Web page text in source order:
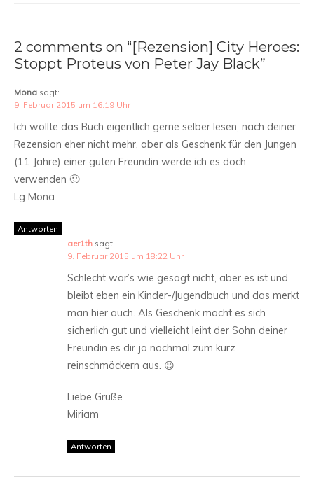
2 comments on “[Rezension] City Heroes:
Stoppt Proteus von Peter Jay Black”
Mona sagt:
9. Februar 2015 um 16:19 Uhr
Ich wollte das Buch eigentlich gerne selber lesen, nach deiner
Rezension eher nicht mehr, aber als Geschenk für den Jungen
(11 Jahre) einer guten Freundin werde ich es doch
verwenden 🙂
Lg Mona
Antworten
aer1th sagt:
9. Februar 2015 um 18:22 Uhr
Schlecht war’s wie gesagt nicht, aber es ist und
bleibt eben ein Kinder-/Jugendbuch und das merkt
man hier auch. Als Geschenk macht es sich
sicherlich gut und vielleicht leiht der Sohn deiner
Freundin es dir ja nochmal zum kurz
reinschmöckern aus. 😉
Liebe Grüße
Miriam
Antworten